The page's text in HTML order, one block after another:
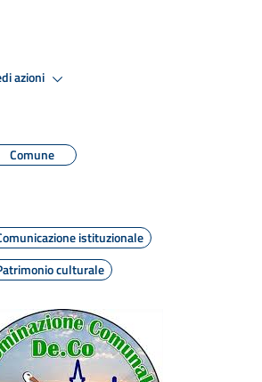
azioni
Comune
istituzionale
culturale